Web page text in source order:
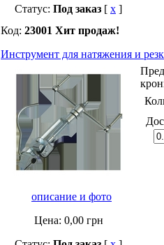
Статус: Под заказ [ x ]
Код: 23001 Хит продаж!
Инструмент для натяжения и
описание и фото
Цена: 0,00грн